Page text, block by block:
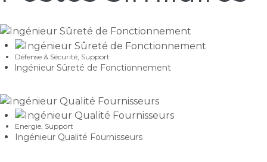
Défense & Sécurité, Support
lngénieur Sûreté de Fonctionnement
Energie, Support
Ingénieur Qualité Fournisseurs